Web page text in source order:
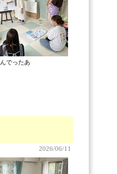
でったあ
2026/06/11